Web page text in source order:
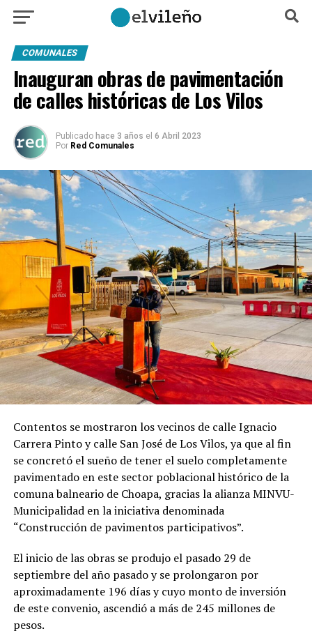
COMUNALES
Inauguran obras de pavimentación
de calles históricas de Los Vilos
Publicado hace 3 años el 6 Abril 2023
Por Red Comunales
Contentos se mostraron los vecinos de calle Ignacio
Carrera Pinto y calle San José de Los Vilos, ya que al fin
se concretó el sueño de tener el suelo completamente
pavimentado en este sector poblacional histórico de la
comuna balneario de Choapa, gracias la alianza MINVU-
Municipalidad en la iniciativa denominada
“Construcción de pavimentos participativos”.
El inicio de las obras se produjo el pasado 29 de
septiembre del año pasado y se prolongaron por
aproximadamente 196 días y cuyo monto de inversión
de este convenio, ascendió a más de 245 millones de
pesos.